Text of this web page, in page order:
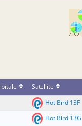
Satellite
Hot Bird 13F
Hot Bird 13G